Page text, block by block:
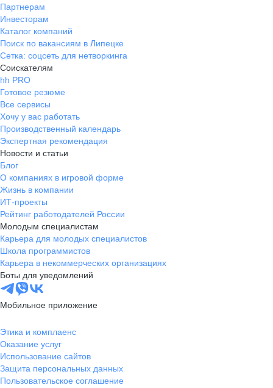
Партнерам
Инвесторам
Каталог компаний
Поиск по вакансиям в Липецке
Сетка: соцсеть для нетворкинга
Соискателям
hh PRO
Готовое резюме
Все сервисы
Хочу у вас работать
Производственный календарь
Экспертная рекомендация
Новости и статьи
Блог
О компаниях в игровой форме
Жизнь в компании
ИТ-проекты
Рейтинг работодателей России
Молодым специалистам
Карьера для молодых специалистов
Школа программистов
Карьера в некоммерческих организациях
Боты для уведомлений
Мобильное приложение
Этика и комплаенс
Оказание услуг
Использование сайтов
Защита персональных данных
Пользовательское соглашение